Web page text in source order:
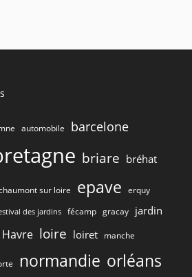
automobile barcelone
briare bréhat
sur loire epave erquy
des jardins fécamp gracay jardin
Havre loire loiret manche
normandie orléans